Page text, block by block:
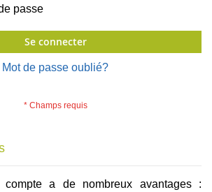
passe
Se connecter
Mot de passe oublié?
compte a de nombreux avantages :